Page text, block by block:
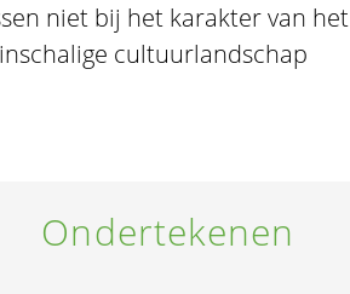
niet bij het karakter van het
cultuurlandschap
Ondertekenen